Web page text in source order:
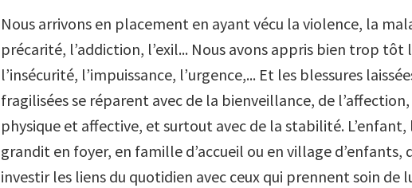
Nous arrivons en placement en ayant vécu la violence, la
précarité, l’addiction, l’exil... Nous avons appris bien trop tôt
l’insécurité, l’impuissance, l’urgence,... Et les blessures
fragilisées se réparent avec de la bienveillance, de
physique et affective, et surtout avec de la stabilité. L’enfant,
grandit en foyer, en famille d’accueil ou en village d’enfants,
investir les liens du quotidien avec ceux qui prennent soin de